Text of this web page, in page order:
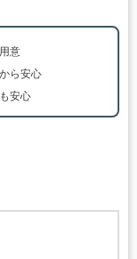
意
ら安心
安心